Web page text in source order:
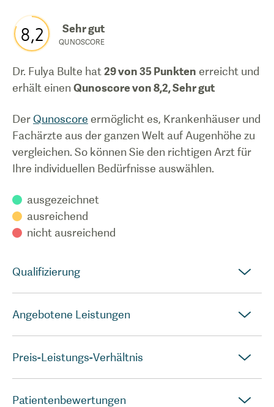
8,2 Sehr gut
QUNOSCORE
Dr. Fulya Bulte hat 29von 35 Punkten erreicht und
erhält einenQunoscore von8,2,Sehr gut
Der Qunoscore ermöglicht es, Krankenhäuser und
Fachärzte aus der ganzen Welt auf Augenhöhe zu
vergleichen. So können Sie den richtigen Arzt für
Ihre individuellen Bedürfnisse auswählen.
ausgezeichnet
ausreichend
nicht ausreichend
Qualifizierung
Angebotene Leistungen
Preis-Leistungs-Verhältnis
Patientenbewertungen